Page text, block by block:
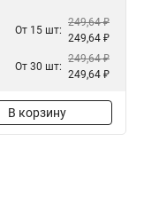
От 15 шт:
249,64 ₽
249,64 ₽
От 30 шт:
249,64 ₽
249,64 ₽
В корзину